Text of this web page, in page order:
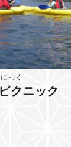
っく
クニック